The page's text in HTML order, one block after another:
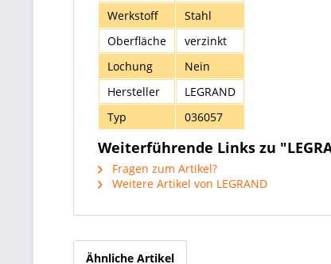
Werkstoff
Stahl
Oberfläche
verzinkt
Lochung
Nein
Hersteller
LEGRAND
Typ
036057
Weiterführende Links zu
Fragen zum Artikel?
Weitere Artikel von LEGRAND
Ähnliche Artikel